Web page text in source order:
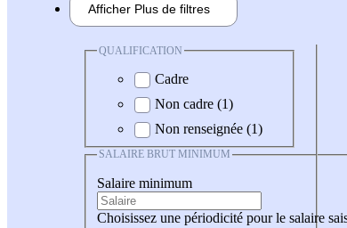
Afficher Plus de filtres
QUALIFICATION
Cadre
Non cadre (1)
Non renseignée (1)
SALAIRE BRUT MINIMUM
Salaire minimum
Choisissez une périodicité pour le salaire